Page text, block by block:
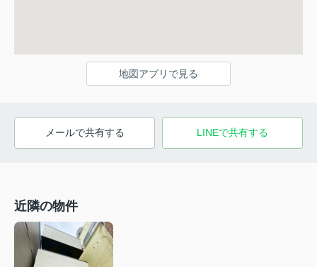
地図アプリで見る
メールで共有する LINEで共有する
近隣の物件